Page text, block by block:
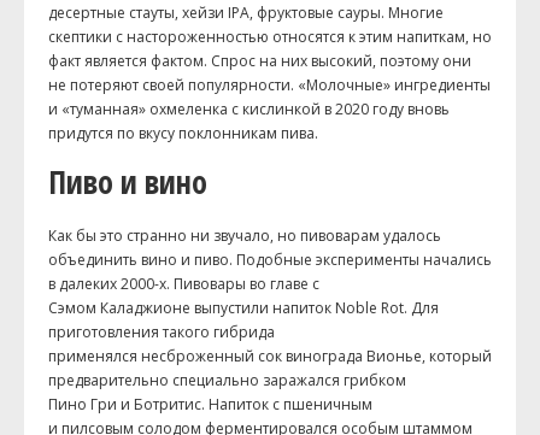
десертные стауты, хейзи IPA, фруктовые сауры. Многие
скептики с настороженностью относятся к этим напиткам, но
факт является фактом. Спрос на них высокий, поэтому они
не потеряют своей популярности. «Молочные» ингредиенты
и «туманная» охмеленка с кислинкой в 2020 году вновь
придутся по вкусу поклонникам пива.
Пиво и вино
Как бы это странно ни звучало, но пивоварам удалось
объединить вино и пиво. Подобные эксперименты начались
в далеких 2000-х. Пивовары во главе с
Сэмом Каладжионе выпустили напиток Noble Rot. Для
приготовления такого гибрида
применялся несброженный сок винограда Вионье, который
предварительно специально заражался грибком
Пино Гри и Ботритис. Напиток с пшеничным
и пилсовым солодом ферментировался особым штаммом